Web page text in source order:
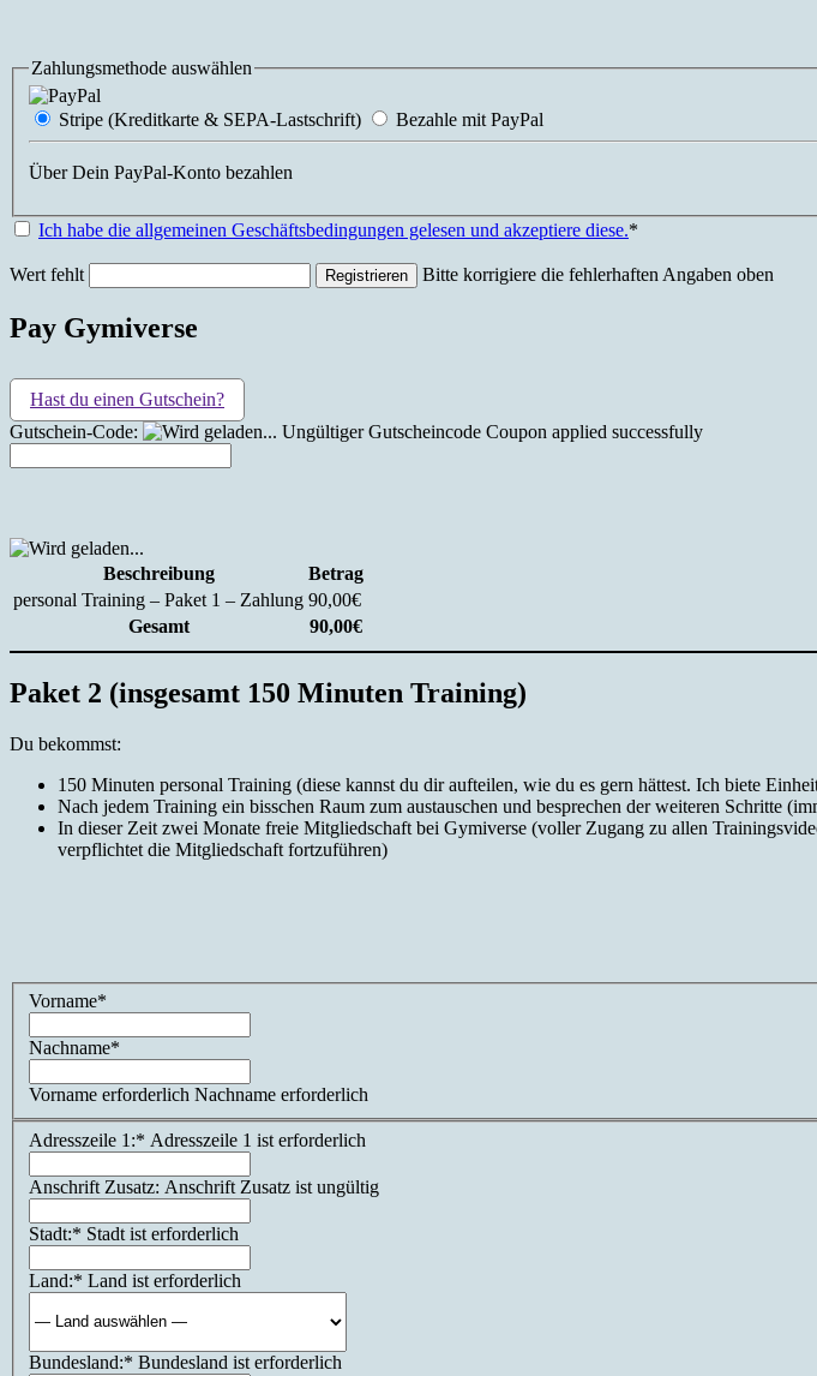
Zahlungsmethode auswählen
Stripe (Kreditkarte & SEPA-Lastschrift) Bezahle mit PayPal
Über Dein PayPal-Konto bezahlen
Ich habe die allgemeinen Geschäftsbedingungen gelesen und akzeptiere diese.*
Wert fehlt Bitte korrigiere die fehlerhaften Angaben oben
Pay Gymiverse
Hast du einen Gutschein?
Gutschein-Code:
Ungültiger Gutscheincode Coupon applied successfully
Beschreibung
Betrag
personal Training – Paket 1 – Zahlung 90,00€
Gesamt
90,00€
Paket 2 (insgesamt 150 Minuten Training)
Du bekommst:
150 Minuten personal Training (diese kannst du dir aufteilen, wie du es gern hättest. Ich biete
Nach jedem Training ein bisschen Raum zum austauschen und besprechen der weiteren Schritte
In dieser Zeit zwei Monate freie Mitgliedschaft bei Gymiverse (voller Zugang zu allen
verpflichtet die Mitgliedschaft fortzuführen)
Name:*
Vorname*
Nachname*
Vorname erforderlich Nachname erforderlich
Billing
Adresszeile 1:* Adresszeile 1 ist erforderlich
Anschrift Zusatz: Anschrift Zusatz ist ungültig
Stadt:* Stadt ist erforderlich
Land:* Land ist erforderlich
Bundesland:* Bundesland ist erforderlich